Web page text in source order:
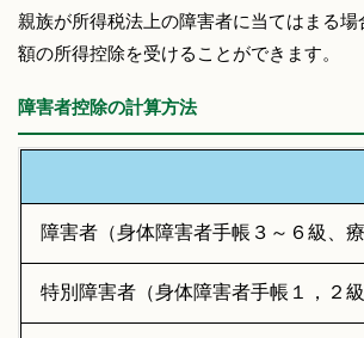
親族が所得税法上の障害者に当てはまる場
額の所得控除を受けることができます。
障害者控除の計算方法
障害者（身体障害者手帳３～６級、
特別障害者（身体障害者手帳１，２